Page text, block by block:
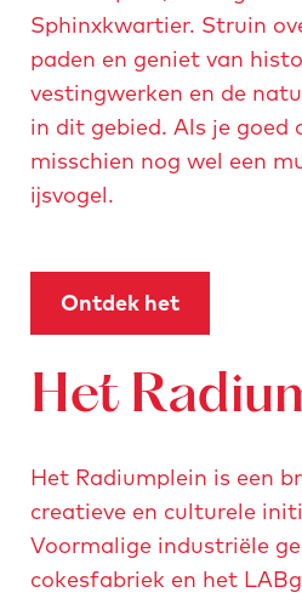
Sphinxkwartier. Struin
paden en geniet van
vestingwerken en de
in dit gebied. Als je goed
misschien nog wel een
ijsvogel.
Ontdek het
Het
Het Radiumplein is een
creatieve en culturele
Voormalige industriële
cokesfabriek en het